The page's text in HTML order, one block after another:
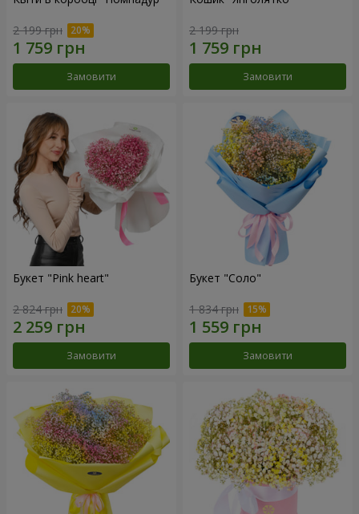
2 199 грн
Замовити
2 199 грн
Замовити
Букет "Pink heart"
2 824 грн
Замовити
Букет "Соло"
1 834 грн
Замовити